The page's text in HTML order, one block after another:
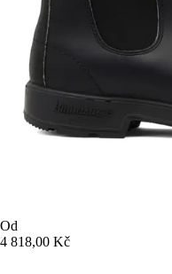
Od
4 818,00 Kč